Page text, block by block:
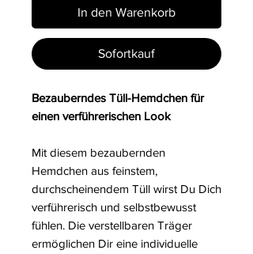
In den Warenkorb
Sofortkauf
Bezauberndes Tüll-Hemdchen für
einen verführerischen Look
Mit diesem bezaubernden
Hemdchen aus feinstem,
durchscheinendem Tüll wirst Du Dich
verführerisch und selbstbewusst
fühlen. Die verstellbaren Träger
ermöglichen Dir eine individuelle